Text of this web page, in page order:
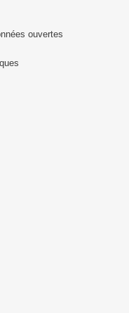
ouvertes